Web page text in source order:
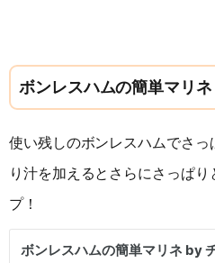
ボンレスハムの簡単マリネ
使い残しのボンレスハムでさっ
り汁を加えるとさらにさっぱ
プ！